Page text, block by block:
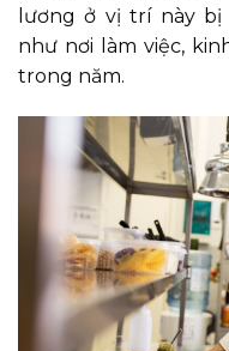
lương ở vị trí này
như nơi làm việc,
trong năm.